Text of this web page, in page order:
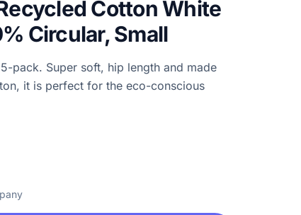
Cotton White
Circular, Small
pack. Super soft, hip length and made
it is perfect for the eco-conscious